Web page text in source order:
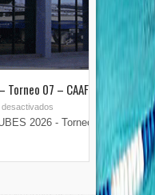
Torneo 07 – CAAF
2026 - Torneo 07